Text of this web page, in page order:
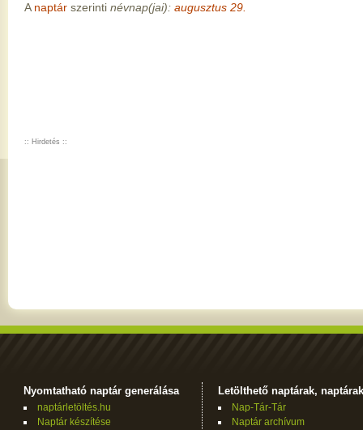
A naptár szerinti névnap(jai): augusztus 29.
:: Hirdetés ::
Nyomtatható naptár generálása
naptárletöltés.hu
Naptár készítése
Letölthető naptárak, naptárak
Nap-Tár-Tár
Naptár archívum